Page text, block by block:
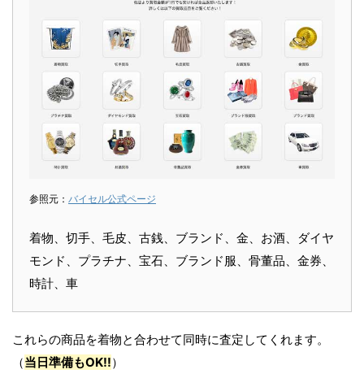
参照元： バイセル公式ページ
着物、切手、毛皮、古銭、ブランド、金、お酒、ダイヤ
モンド、プラチナ、宝石、ブランド服、骨董品、金券、
時計、車
これらの商品を着物と合わせて同時に査定してくれます。
（当日準備もOK!!）